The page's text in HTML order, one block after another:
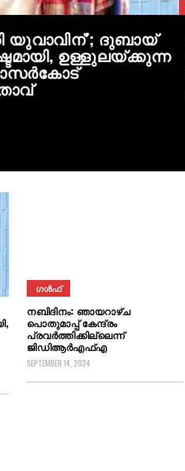
യുവാവിന്’; ദുബായ്
ഉള്ളുലയ്ക്കുന്ന
ഗൾഫ്
നബിദിനം: ഞായറാഴ്ച
പൊതുമാപ്പ് കേന്ദ്രം
പ്രവർത്തിക്കില്ലെന്ന്
ജിഡിആർഎഫ്എ
SEPTEMBER 14, 2024